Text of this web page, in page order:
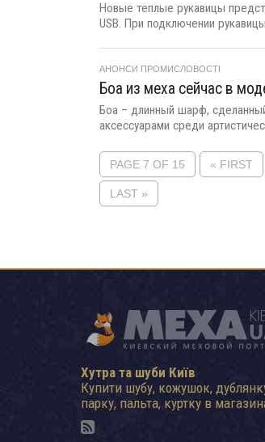
Новые теплые рукавицы
USB. При подключении
АНОНСИ ПРОМИСЛОВОСТІ
Боа из меха сейчас в
Боа – длинный шарф,
аксессуарами среди
PAGE 7 OF 15 « FIRST
LAST »
Хутра та шуби Київ
Купити шубу, кожушок,
парку, пальта, куртку в